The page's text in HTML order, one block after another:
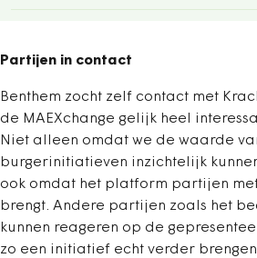
Partijen in contact
Benthem zocht zelf contact met
de MAEXchange gelijk heel
Niet alleen omdat we de waarde
burgerinitiatieven inzichtelijk
ook omdat het platform partijen
brengt. Andere partijen zoals het
kunnen reageren op de
zo een initiatief echt verder